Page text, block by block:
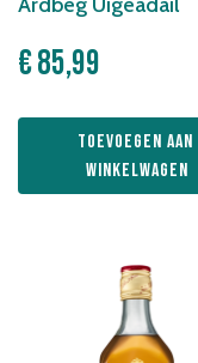
Ardbeg Uigeadail
€85,99
Toevoegen aan
winkelwagen